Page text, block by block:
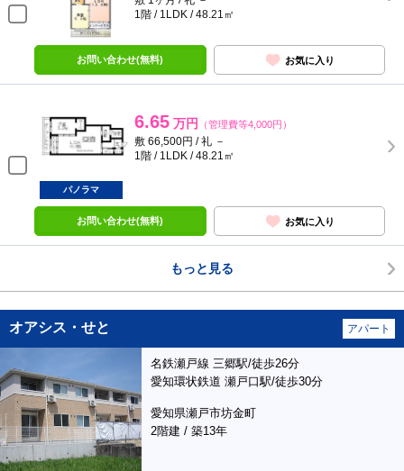
1階 / 1LDK / 48.21㎡
お問い合わせ(無料) お気に入り
6.65 万円 （管理費等4,000円）
敷 66,500円 / 礼 －
1階 / 1LDK / 48.21㎡
パノラマ
お問い合わせ(無料) お気に入り
もっと見る
オアシス・せと アパート
名鉄瀬戸線 三郷駅/徒歩26分
愛知環状鉄道 瀬戸口駅/徒歩30分
愛知県瀬戸市坊金町
2階建 / 築13年